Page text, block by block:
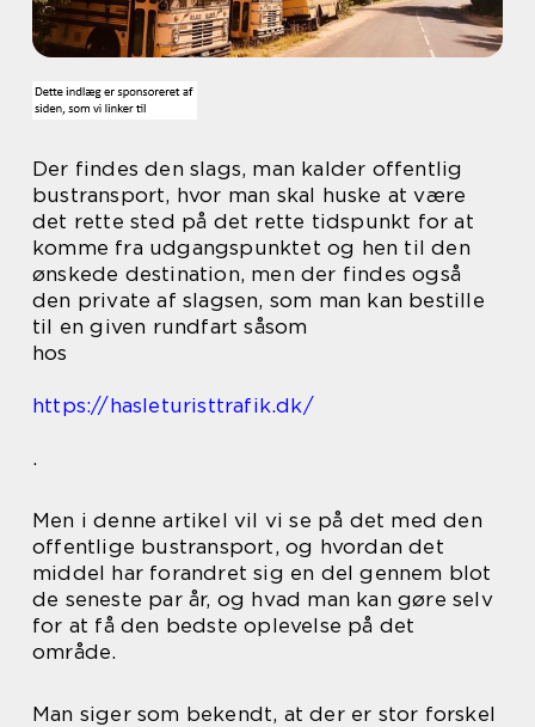
Der findes den slags, man kalder offentlig
bustransport, hvor man skal huske at være
det rette sted på det rette tidspunkt for at
komme fra udgangspunktet og hen til den
ønskede destination, men der findes også
den private af slagsen, som man kan bestille
til en given rundfart såsom
hos
https://hasleturisttrafik.dk/
.
Men i denne artikel vil vi se på det med den
offentlige bustransport, og hvordan det
middel har forandret sig en del gennem blot
de seneste par år, og hvad man kan gøre selv
for at få den bedste oplevelse på det
område.
Man siger som bekendt, at der er stor forskel